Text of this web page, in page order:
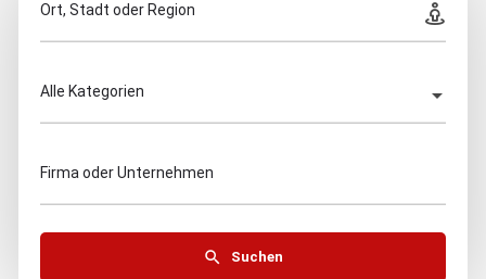
Ort, Stadt oder Region
Alle Kategorien
Firma oder Unternehmen
Suchen